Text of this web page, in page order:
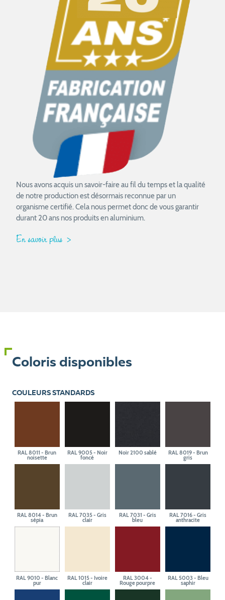
Nous avons acquis un savoir-faire au fil du temps et la qualité
de notre production est désormais reconnue par un
organisme certifié. Cela nous permet donc de vous garantir
durant 20 ans nos produits en aluminium.
En savoir plus
Coloris disponibles
COULEURS STANDARDS
RAL 8011 - Brun
noisette
RAL 9005 - Noir
foncé
Noir 2100 sablé RAL 8019 - Brun
gris
RAL 8014 - Brun
sépia
RAL 7035 - Gris
clair
RAL 7031 - Gris
bleu
RAL 7016 - Gris
anthracite
RAL 9010 - Blanc
pur
RAL 1015 - Ivoire
clair
RAL 3004 -
Rouge pourpre
RAL 5003 - Bleu
saphir